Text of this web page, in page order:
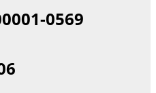
0569